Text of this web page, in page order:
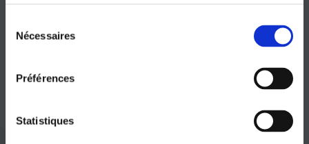
Nécessaires
Préférences
Statistiques
Tutte le richieste di affiliazione devono essere